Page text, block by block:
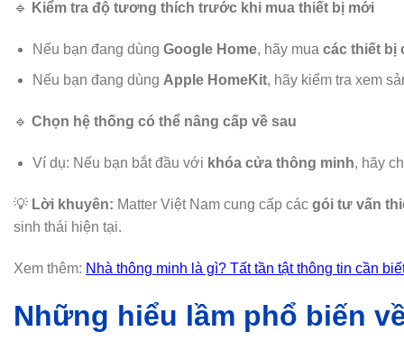
🔹 Kiểm tra độ tương thích trước khi mua thiết bị mới
Nếu bạn đang dùng Google Home, hãy mua các thiết bị
Nếu bạn đang dùng Apple HomeKit, hãy kiểm tra xem
🔹 Chọn hệ thống có thể nâng cấp về sau
Ví dụ: Nếu bạn bắt đầu với khóa cửa thông minh, hãy
💡 Lời khuyên: Matter Việt Nam cung cấp các gói tư vấn
sinh thái hiện tại.
Xem thêm: Nhà thông minh là gì? Tất tần tật thông tin cần
Những hiểu lầm phổ biến